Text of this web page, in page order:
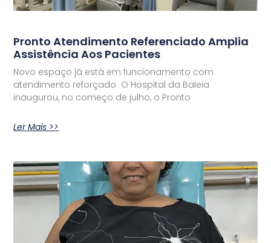
Pronto Atendimento Referenciado Amplia
Assistência Aos Pacientes
Novo espaço já está em funcionamento com
atendimento reforçado O Hospital da Baleia
inaugurou, no começo de julho, o Pronto
Ler Mais >>